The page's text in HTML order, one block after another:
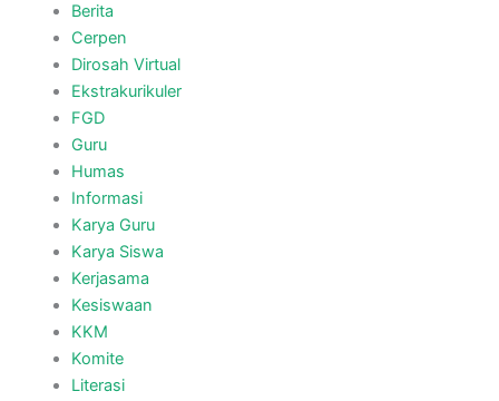
Berita
Cerpen
Dirosah Virtual
Ekstrakurikuler
FGD
Guru
Humas
Informasi
Karya Guru
Karya Siswa
Kerjasama
Kesiswaan
KKM
Komite
Literasi